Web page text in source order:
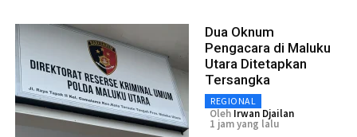
Dua Oknum
Pengacara di Maluku
Utara Ditetapkan
Tersangka
REGIONAL
Oleh Irwan Djailan
1 jam yang lalu